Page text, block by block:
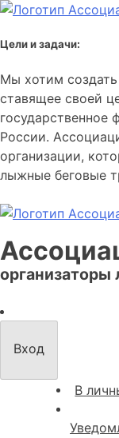
Цели и задачи:
Мы хотим
ставящее своей
государственное
России.
организации,
лыжные беговые
Вход
В